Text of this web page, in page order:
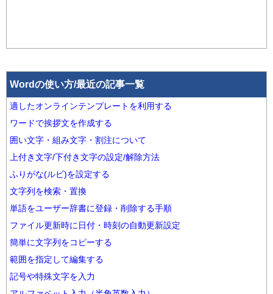
Wordの使い方/最近の記事一覧
適したオンラインテンプレートを利用する
ワードで挨拶文を作成する
囲い文字・組み文字・割注について
上付き文字/下付き文字の設定/解除方法
ふりがな(ルビ)を設定する
文字列を検索・置換
単語をユーザー辞書に登録・削除する手順
ファイル更新時に日付・時刻の自動更新設定
簡単に文字列をコピーする
範囲を指定して編集する
記号や特殊文字を入力